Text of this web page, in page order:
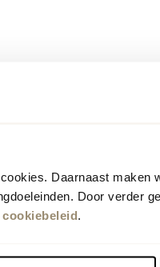
Daarnaast maken
Door verder
cookiebeleid.